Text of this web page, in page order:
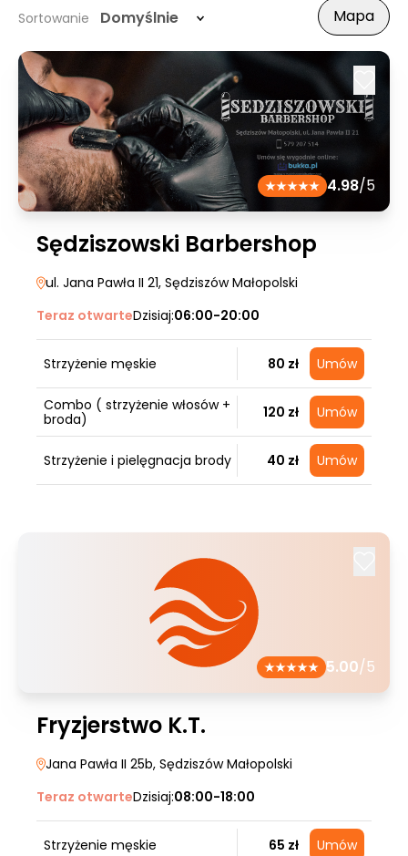
Sortowanie Domyślnie Mapa
4.98/5
Sędziszowski Barbershop
ul. Jana Pawła II 21, Sędziszów Małopolski
Teraz otwarteDzisiaj:06:00-20:00
Strzyżenie męskie 80 zł Umów
Combo ( strzyżenie włosów +
broda)
120 zł Umów
Strzyżenie i pielęgnacja brody 40 zł Umów
5.00/5
Fryzjerstwo K.T.
Jana Pawła II 25b, Sędziszów Małopolski
Teraz otwarteDzisiaj:08:00-18:00
Strzyżenie męskie 65 zł Umów